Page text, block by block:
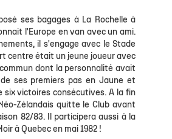
ses bagages à La Rochelle à
l'Europe en van avec un ami.
il s'engage avec le Stade
centre était un jeune joueur avec
dont la personnalité avait
ses premiers pas en Jaune et
six victoires consécutives. A la fin
Zélandais quitte le Club avant
82/83. Il participera aussi à la
à Quebec en mai 1982 !